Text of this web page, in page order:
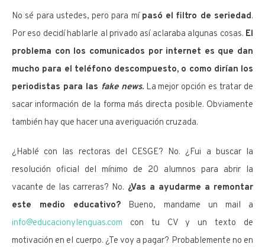
No sé para ustedes, pero para mí pasó el filtro de seriedad.
Por eso decidí hablarle al privado así aclaraba algunas cosas. El
problema con los comunicados por internet es que dan
mucho para el teléfono descompuesto, o como dirían los
periodistas para las fake news.La mejor opción es tratar de
sacar información de la forma más directa posible. Obviamente
también hay que hacer una averiguación cruzada.
¿Hablé con las rectoras del CESGE? No. ¿Fui a buscar la
resolución oficial del mínimo de 20 alumnos para abrir la
vacante de las carreras? No. ¿Vas a ayudarme a remontar
este medio educativo? Bueno, mandame un mail a
info@educacionylenguas.com con tu CV y un texto de
motivación en el cuerpo. ¿Te voy a pagar? Probablemente no en